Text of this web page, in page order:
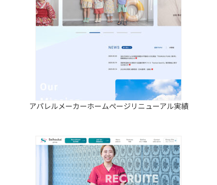
アパレルメーカーホームぺージリニューアル実績